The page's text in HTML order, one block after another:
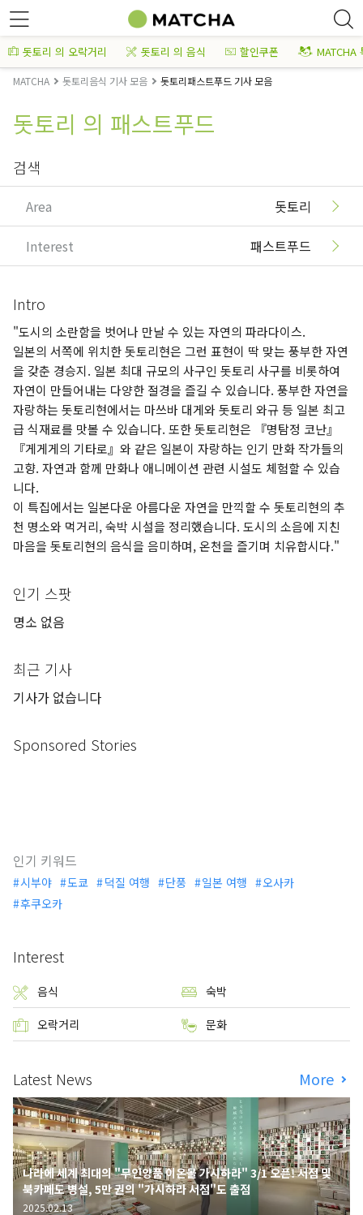
돗토리 의 오락거리 돗토리 의 음식 할인쿠폰 MATCHA
MATCHA 돗토리음식 기사 모음 돗토리패스트푸드 기사 모음
돗토리 의 패스트푸드
검색
Area 돗토리
Interest 패스트푸드
Intro
"도시의 소란함을 벗어나 만날 수 있는 자연의 파라다이스.
일본의 서쪽에 위치한 돗토리현은 그런 표현이 딱 맞는 풍부한 자연
을 갖춘 경승지. 일본 최대 규모의 사구인 돗토리 사구를 비롯하여
자연이 만들어내는 다양한 절경을 즐길 수 있습니다. 풍부한 자연을
자랑하는 돗토리현에서는 마쓰바 대게와 돗토리 와규 등 일본 최고
급 식재료를 맛볼 수 있습니다. 또한 돗토리현은 『명탐정 코난』
『게게게의 기타로』와 같은 일본이 자랑하는 인기 만화 작가들의
고향. 자연과 함께 만화나 애니메이션 관련 시설도 체험할 수 있습
니다.
이 특집에서는 일본다운 아름다운 자연을 만끽할 수 돗토리현의 추
천 명소와 먹거리, 숙박 시설을 정리했습니다. 도시의 소음에 지친
마음을 돗토리현의 음식을 음미하며, 온천을 즐기며 치유합시다."
인기 스팟
명소 없음
최근 기사
기사가 없습니다
Sponsored Stories
인기 키워드
시부야 도쿄 덕질 여행 단풍 일본 여행
오사카
후쿠오카
Interest
음식 숙박
오락거리 문화
Latest News More
나라에 세계 최대의 "무인양품 이온몰 가시하라" 3/1 오픈! 서점 및
북카페도 병설, 5만 권의 "가시하라 서점"도 출점
2025.02.13